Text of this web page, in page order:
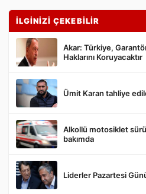
Gönder
İLGİNİZİ ÇEKEBİLİR
Akar: Türkiye,
Haklarını Koruyacaktır
Ümit Karan tahliye
Alkollü motosiklet
bakımda
Liderler Pazartesi